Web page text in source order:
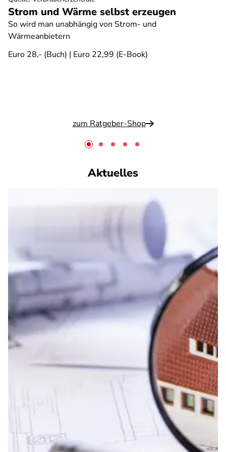
Strom und Wärme selbst erzeugen
So wird man unabhängig von Strom- und
Wärmeanbietern
Euro 28,- (Buch) | Euro 22,99 (E-Book)
zum Ratgeber-Shop
Aktuelles